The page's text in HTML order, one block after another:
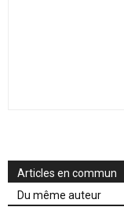
Articles en commun
Du même auteur